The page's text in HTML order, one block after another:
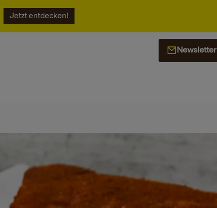
Jetzt entdecken!
Newsletter